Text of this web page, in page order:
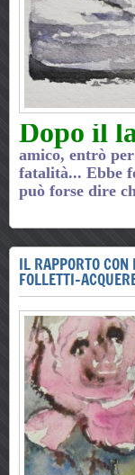
Dopo il
amico, entrò
fatalità... Ebbe
può forse dire
IL RAPPORTO
FOLLETTI-